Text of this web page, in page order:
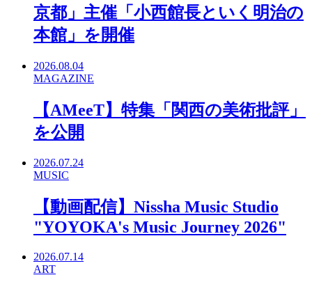
京都」主催「小西館長といく明治の
本館」を開催
2026.08.04
MAGAZINE
【AMeeT】特集「関西の美術批評」
を公開
2026.07.24
MUSIC
【動画配信】Nissha Music Studio
"YOYOKA's Music Journey 2026"
2026.07.14
ART